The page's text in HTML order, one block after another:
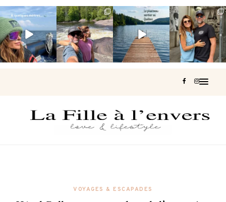
Voir une baleine
en photo, c’est
impressionnant
🐋...
Les Laurentides,
le Québec
version nature.
...
Et si je te disais
qu’il existe un
sentier où tu...
125 37
Montréal, une
très belle
surprise 🇨🇦
441
VOYAGES & ESCAPADES